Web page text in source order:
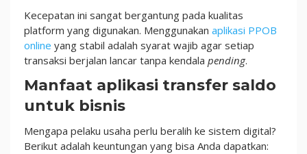
Kecepatan ini sangat bergantung pada kualitas
platform yang digunakan. Menggunakan aplikasi PPOB
online yang stabil adalah syarat wajib agar setiap
transaksi berjalan lancar tanpa kendala pending.
Manfaat aplikasi transfer saldo
untuk bisnis
Mengapa pelaku usaha perlu beralih ke sistem digital?
Berikut adalah keuntungan yang bisa Anda dapatkan: